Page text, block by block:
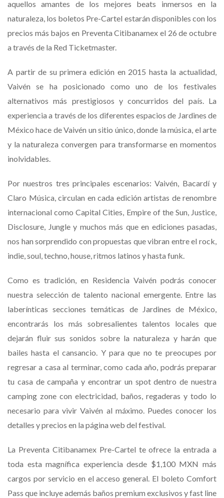
aquellos amantes de los mejores beats inmersos en la
naturaleza, los boletos Pre-Cartel estarán disponibles con los
precios más bajos en Preventa Citibanamex el 26 de octubre
a través de la Red Ticketmaster.
A partir de su primera edición en 2015 hasta la actualidad,
Vaivén se ha posicionado como uno de los festivales
alternativos más prestigiosos y concurridos del país. La
experiencia a través de los diferentes espacios de Jardines de
México hace de Vaivén un sitio único, donde la música, el arte
y la naturaleza convergen para transformarse en momentos
inolvidables.
Por nuestros tres principales escenarios: Vaivén, Bacardí y
Claro Música, circulan en cada edición artistas de renombre
internacional como Capital Cities, Empire of the Sun, Justice,
Disclosure, Jungle y muchos más que en ediciones pasadas,
nos han sorprendido con propuestas que vibran entre el rock,
indie, soul, techno, house, ritmos latinos y hasta funk.
Como es tradición, en Residencia Vaivén podrás conocer
nuestra selección de talento nacional emergente. Entre las
laberínticas secciones temáticas de Jardines de México,
encontrarás los más sobresalientes talentos locales que
dejarán fluir sus sonidos sobre la naturaleza y harán que
bailes hasta el cansancio. Y para que no te preocupes por
regresar a casa al terminar, como cada año, podrás preparar
tu casa de campaña y encontrar un spot dentro de nuestra
camping zone con electricidad, baños, regaderas y todo lo
necesario para vivir Vaivén al máximo. Puedes conocer los
detalles y precios en la página web del festival.
La Preventa Citibanamex Pre-Cartel te ofrece la entrada a
toda esta magnífica experiencia desde $1,100 MXN más
cargos por servicio en el acceso general. El boleto Comfort
Pass que incluye además baños premium exclusivos y fast line